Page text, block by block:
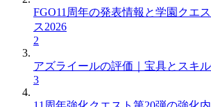
FGO11周年の発表情報と学園クエ
ス2026
2
アズライールの評価｜宝具とスキ
3